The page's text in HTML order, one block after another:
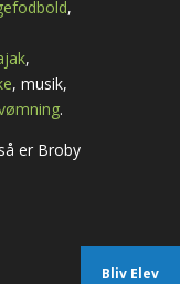
,
,
, musik,
.
er Broby
Bliv Elev